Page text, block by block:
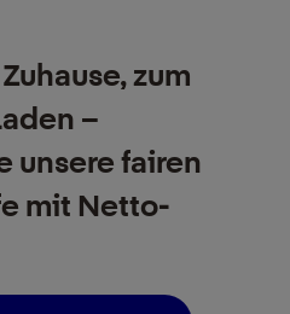
zum
–
unsere fairen
mit Netto-